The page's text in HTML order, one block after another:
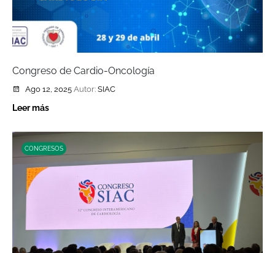
Congreso de Cardio-Oncología
Ago 12, 2025 Autor: SIAC
Leer más
CONGRESOS